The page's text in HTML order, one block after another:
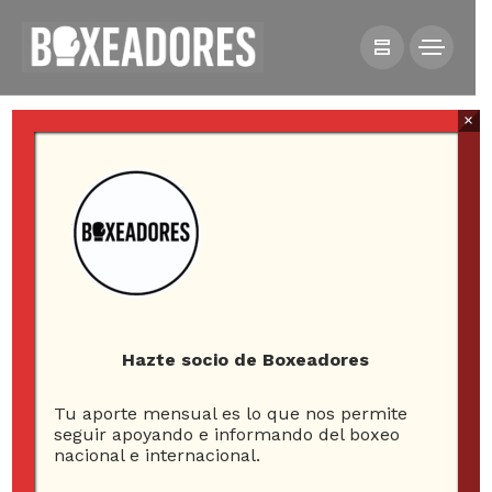
NOTICIAS
CONSIGUE REVANCHA CON USYK
Daniel Dubois
Hazte socio de Boxeadores
Tu aporte mensual es lo que nos permite
seguir apoyando e informando del boxeo
nacional e internacional.
×